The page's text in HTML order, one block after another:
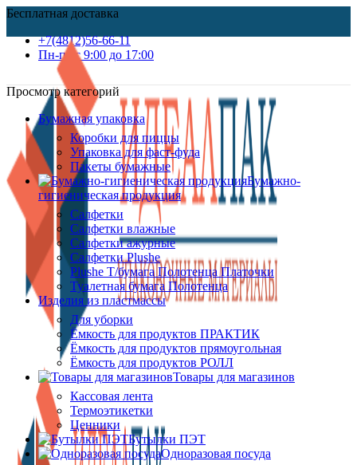
Бесплатная доставка
+7(4812)56-66-11
Пн-пт c 9:00 до 17:00
Просмотр категорий
Бумажная упаковка
Коробки для пиццы
Упаковка для фаст-фуда
Пакеты бумажные
Бумажно-
гигиеническая продукция
Салфетки
Салфетки влажные
Салфетки ажурные
Салфетки Plushe
Plushe Т/бумага Полотенца Платочки
Туалетная бумага Полотенца
Изделия из пластмассы
Для уборки
Ёмкость для продуктов ПРАКТИК
Ёмкость для продуктов прямоугольная
Ёмкость для продуктов РОЛЛ
Товары для магазинов
Кассовая лента
Термоэтикетки
Ценники
Бутылки ПЭТ
Одноразовая посуда